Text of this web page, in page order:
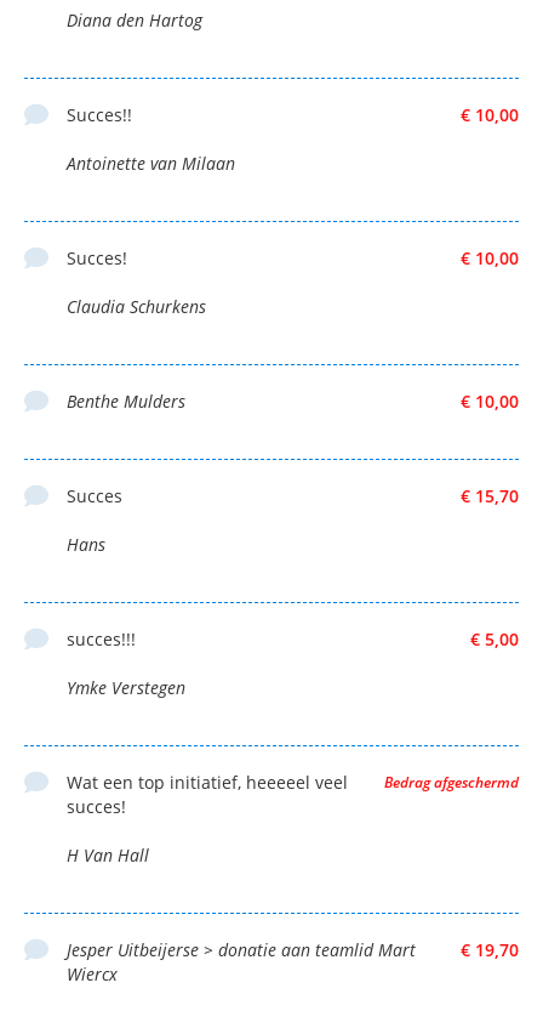
Diana den Hartog
€ 10,00
Succes!!
Antoinette van Milaan
€ 10,00
Succes!
Claudia Schurkens
€ 10,00
Benthe Mulders
€ 15,70
Succes
Hans
€ 5,00
succes!!!
Ymke Verstegen
Bedrag afgeschermd
Wat een top initiatief, heeeeel veel
succes!
H Van Hall
€ 19,70
Jesper Uitbeijerse > donatie aan teamlid Mart
Wiercx